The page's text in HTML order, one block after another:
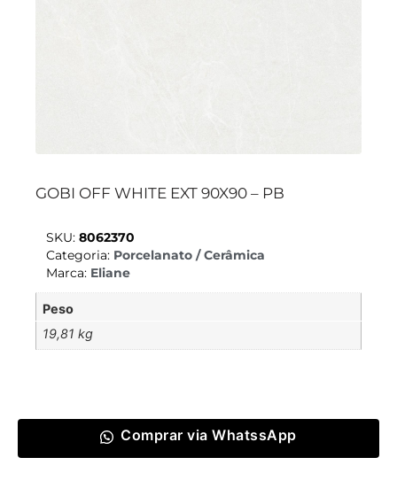
GOBI OFF WHITE EXT 90X90 – PB
SKU: 8062370
Categoria: Porcelanato / Cerâmica
Marca: Eliane
Peso
19,81 kg
Comprar via WhatssApp